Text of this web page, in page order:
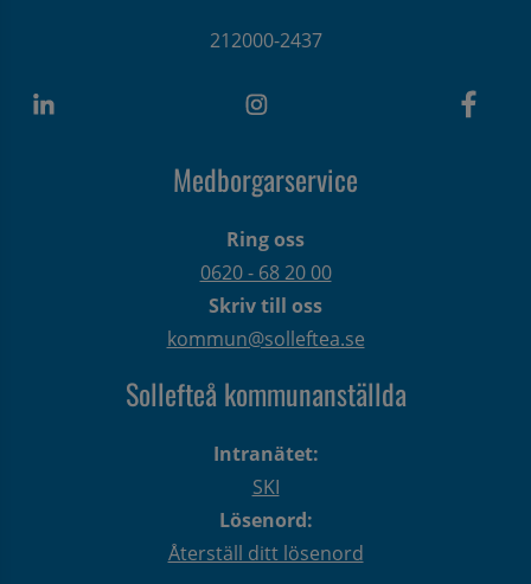
212000-2437
Medborgarservice
Ring oss
0620 - 68 20 00
Skriv till oss
kommun@solleftea.se
Sollefteå kommunanställda
Intranätet:
SKI
Lösenord:
Återställ ditt lösenord